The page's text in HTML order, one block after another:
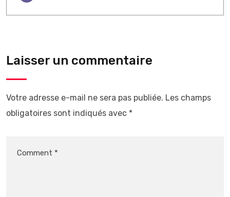
Laisser un commentaire
Votre adresse e-mail ne sera pas publiée. Les champs
obligatoires sont indiqués avec *